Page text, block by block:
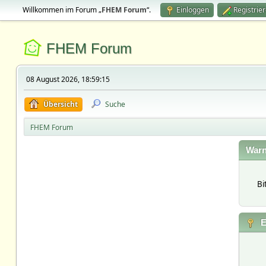
Willkommen im Forum „FHEM Forum“. Einloggen
FHEM Forum
08 August 2026, 18:59:15
Übersicht Suche
FHEM Forum